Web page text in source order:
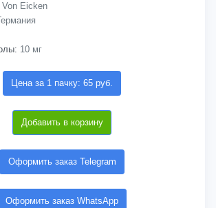
Von Eicken
10 мг
Цена за 1 пачку: 65 руб.
Добавить в корзину
Оформить заказ Telegram
Оформить заказ WhatsApp